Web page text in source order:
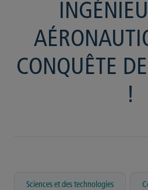
CONQUÊTE
!
Sciences et des technologies